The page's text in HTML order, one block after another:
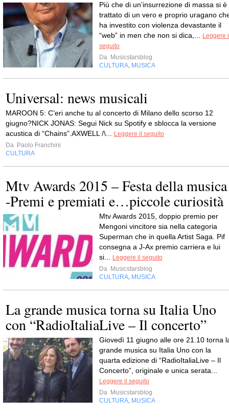
Più che di un’insurrezione di massa si è
trattato di un vero e proprio uragano
ha investito con violenza devastante il
“web” in men che non si dica,...
Leggere
seguito
Da Musicstarsblog
CULTURA MUSICA
Universal: news musicali
MAROON 5: C’eri anche tu al concerto di Milano dello scorso 12
giugno?NICK JONAS: Segui Nick su Spotify e sblocca la versione
acustica di “Chains”.AXWELL /\...
Leggere il seguito
Da Paolo Franchini
CULTURA
Mtv Awards 2015 – Festa della musica
-Premi e premiati e…piccole curiosità
Mtv Awards 2015, doppio premio per
Mengoni vincitore sia nella categoria
Superman che in quella Artist Saga. Pif
consegna a J-Ax premio carriera e lui
si...
Leggere il seguito
Da Musicstarsblog
CULTURA MUSICA
La grande musica torna su Italia Uno
con “RadioItaliaLive – Il concerto”
Giovedì 11 giugno alle ore 21.10 torna
grande musica su Italia Uno con la
quarta edizione di “RadioItaliaLive – Il
Concerto”, originale e unica serata...
Leggere il seguito
Da Musicstarsblog
CULTURA MUSICA